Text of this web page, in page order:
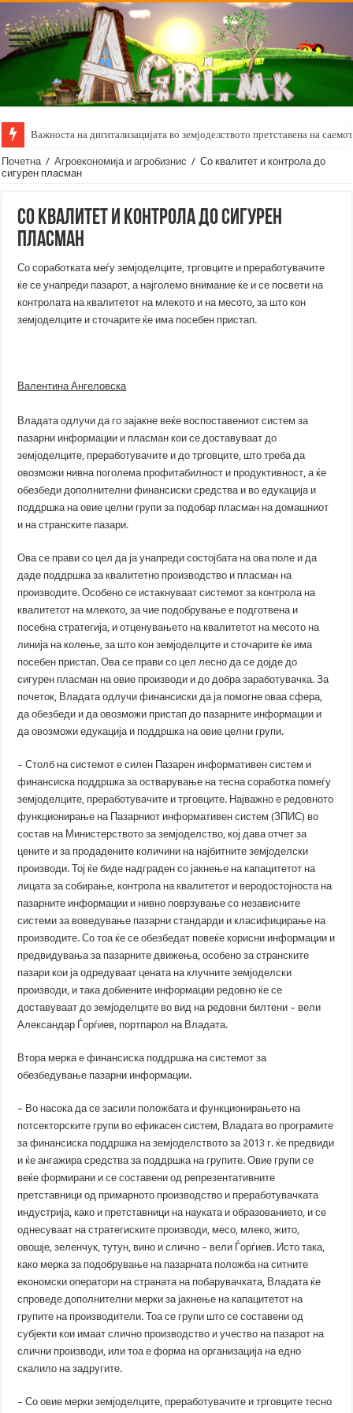
Важноста на дигитализацијата во земјоделството претставена на
Почетна / Агроекономија и агробизнис / Со квалитет и контрола до
сигурен пласман
Со квалитет и контрола до сигурен
пласман
Со соработката меѓу земјоделците, трговците и преработувачите
ќе се унапреди пазарот, а најголемо внимание ќе и се посвети на
контролата на квалитетот на млекото и на месото, за што кон
земјоделците и сточарите ќе има посебен пристап.
Валентина Ангеловска
Владата одлучи да го зајакне веќе воспоставениот систем за
пазарни информации и пласман кои се доставуваат до
земјоделците, преработувачите и до трговците, што треба да
овозможи нивна поголема профитабилност и продуктивност, а ќе
обезбеди дополнителни финансиски средства и во едукација и
поддршка на овие целни групи за подобар пласман на домашниот
и на странските пазари.
Ова се прави со цел да ја унапреди состојбата на ова поле и да
даде поддршка за квалитетно производство и пласман на
производите. Особено се истакнуваат системот за контрола на
квалитетот на млекото, за чие подобрување е подготвена и
посебна стратегија, и отценувањето на квалитетот на месото на
линија на колење, за што кон земјоделците и сточарите ќе има
посебен пристап. Ова се прави со цел лесно да се дојде до
сигурен пласман на овие производи и до добра заработувачка. За
почеток, Владата одлучи финансиски да ја помогне оваа сфера,
да обезбеди и да овозможи пристап до пазарните информации и
да овозможи едукација и поддршка на овие целни групи.
– Столб на системот е силен Пазарен информативен систем и
финансиска поддршка за остварување на тесна соработка помеѓу
земјоделците, преработувачите и трговците. Најважно е редовното
функционирање на Пазарниот информативен систем (ЗПИС) во
состав на Министерството за земјоделство, кој дава отчет за
цените и за продадените количини на најбитните земјоделски
производи. Тој ќе биде надграден со јакнење на капацитетот на
лицата за собирање, контрола на квалитетот и веродостојноста на
пазарните информации и нивно поврзување со независните
системи за воведување пазарни стандарди и класифицирање на
производите. Со тоа ќе се обезбедат повеќе корисни информации и
предвидувања за пазарните движења, особено за странските
пазари кои ја одредуваат цената на клучните земјоделски
производи, и така добиените информации редовно ќе се
доставуваат до земјоделците во вид на редовни билтени – вели
Александар Ѓорѓиев, портпарол на Владата.
Втора мерка е финансиска поддршка на системот за
обезбедување пазарни информации.
– Во насока да се засили положбата и функционирањето на
потсекторските групи во ефикасен систем, Владата во програмите
за финансиска поддршка на земјоделството за 2013 г. ќе предвиди
и ќе ангажира средства за поддршка на групите. Овие групи се
веќе формирани и се составени од репрезентативните
претставници од примарното производство и преработувачката
индустрија, како и претставници на науката и образованието, и се
однесуваат на стратегиските производи, месо, млеко, жито,
овошје, зеленчук, тутун, вино и слично – вели Ѓорѓиев. Исто така,
како мерка за подобрување на пазарната положба на ситните
економски оператори на страната на побарувачката, Владата ќе
спроведе дополнителни мерки за јакнење на капацитетот на
групите на производители. Тоа се групи што се составени од
субјекти кои имаат слично производство и учество на пазарот на
слични производи, или тоа е форма на организација на едно
скалило на задругите.
– Со овие мерки земјоделците, преработувачите и трговците тесно